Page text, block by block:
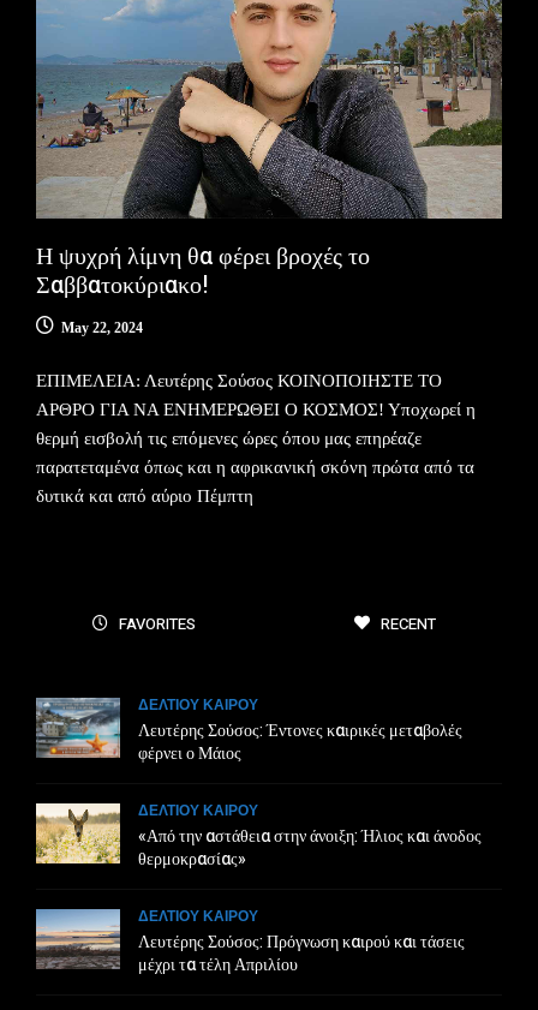
Η ψυχρή λίμνη θα φέρει βροχές το
Σαββατοκύριακο!
May 22, 2024
ΕΠΙΜΕΛΕΙΑ: Λευτέρης Σούσος ΚΟΙΝΟΠΟΙΗΣΤΕ ΤΟ
ΑΡΘΡΟ ΓΙΑ ΝΑ ΕΝΗΜΕΡΩΘΕΙ Ο ΚΟΣΜΟΣ! Υποχωρεί η
θερμή εισβολή τις επόμενες ώρες όπου μας επηρέαζε
παρατεταμένα όπως και η αφρικανική σκόνη πρώτα από τα
δυτικά και από αύριο Πέμπτη
FAVORITES RECENT
ΔΕΛΤΙΟΥ ΚΑΙΡΟΥ
Λευτέρης Σούσος: Έντονες καιρικές μεταβολές
φέρνει ο Μάιος
ΔΕΛΤΙΟΥ ΚΑΙΡΟΥ
«Από την αστάθεια στην άνοιξη: Ήλιος και άνοδος
θερμοκρασίας»
ΔΕΛΤΙΟΥ ΚΑΙΡΟΥ
Λευτέρης Σούσος: Πρόγνωση καιρού και τάσεις
μέχρι τα τέλη Απριλίου